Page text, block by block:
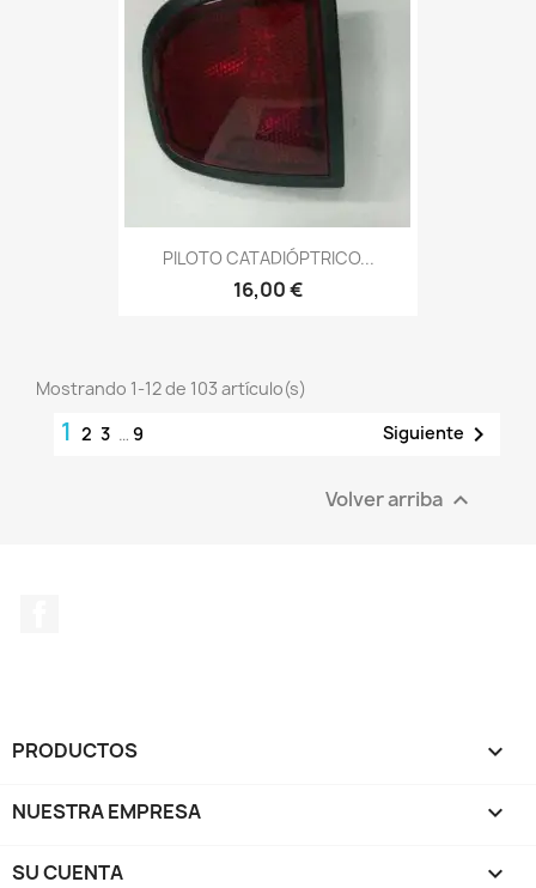
PILOTO CATADIÓPTRICO...
16,00 €
Mostrando 1-12 de 103 artículo(s)
1 2 3 … 9 Siguiente 
Volver arriba 
PRODUCTOS 
NUESTRA EMPRESA 
SU CUENTA 